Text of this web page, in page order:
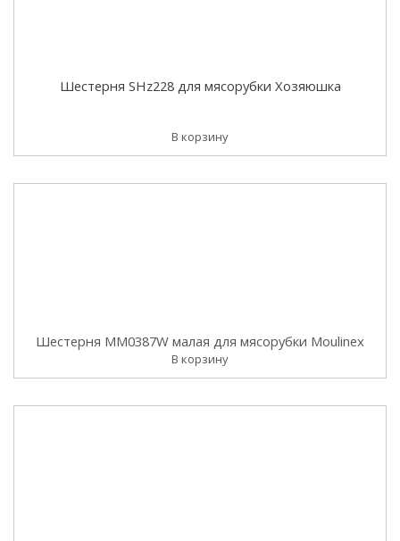
Шестерня SHz228 для мясорубки Хозяюшка
В корзину
Шестерня MM0387W малая для мясорубки Moulinex
В корзину